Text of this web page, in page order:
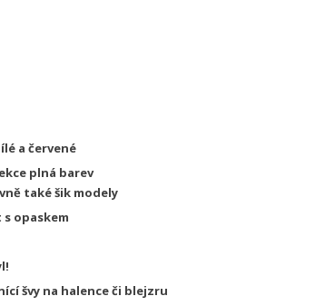
a červené
plná barev
také šik modely
opaskem
švy na halence či blejzru